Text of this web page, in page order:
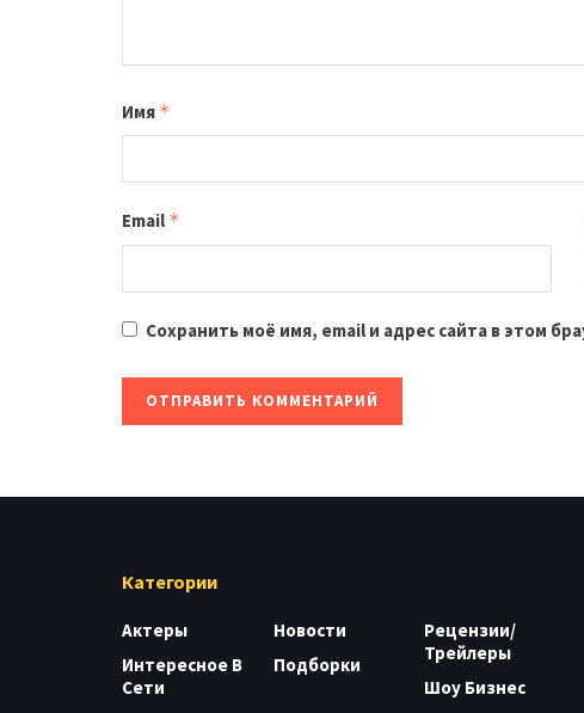
Имя *
Email *
Сохранить моё имя, email и адрес сайта в этом
Категории
Актеры
Интересное В
Сети
Новости
Подборки
Рецензии/
Трейлеры
Шоу Бизнес